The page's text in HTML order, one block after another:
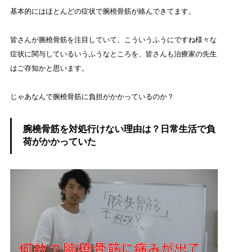
基本的にはほとんどの症状で腕橈骨筋が絡んできてます。
皆さんが腕橈骨筋を注目していて、こういうふうにですね様々な
症状に関与しているいうふうなところを、皆さんも治療家の先生
はご存知かと思います。
じゃあなんで腕橈骨筋に負担がかかっているのか？
腕橈骨筋を対処行けない理由は？日常生活で負
荷がかかっていた